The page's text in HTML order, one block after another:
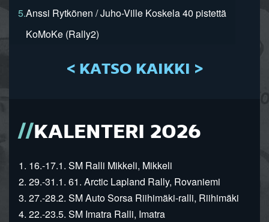
5.Anssi Rytkönen / Juho-Ville Koskela 40 pistettä
KoMoKe (Rally2)
< KATSO KAIKKI >
KALENTERI 2026
1. 16.-17.1. SM Ralli Mikkeli, Mikkeli
2. 29.-31.1. 61. Arctic Lapland Rally, Rovaniemi
3. 27.-28.2. SM Auto Sorsa Riihimäki-ralli, Riihimäki
4. 22.-23.5. SM Imatra Ralli, Imatra